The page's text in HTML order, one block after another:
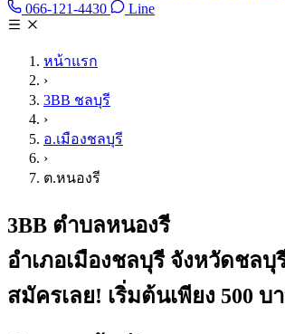
066-121-4430 โทร 066-121-4430
LineLine @tan3bb
หน้าแรก
›
3BB ชลบุรี
›
อ.เมืองชลบุรี
›
ต.หนองรี
3BB ตำบลหนองรี
อำเภอเมืองชลบุรี จังหวัดชลบุ
สมัครเลย! เริ่มต้นเพียง 500 บ